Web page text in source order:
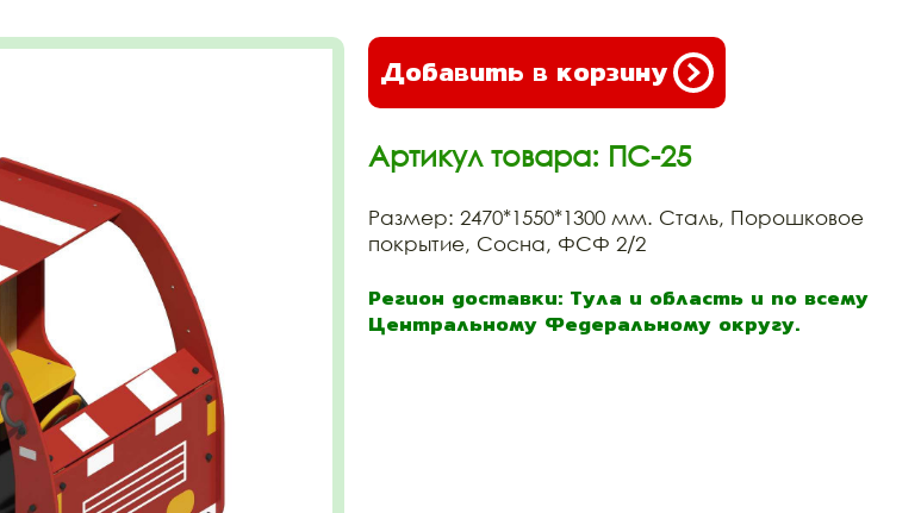
Добавить в корзину
Артикул товара: ПС-25
Размер: 2470*1550*1300 мм. Сталь, Порошковое
покрытие, Сосна, ФСФ 2/2
Регион доставки: Тула и область и по всему
Центральному Федеральному округу.